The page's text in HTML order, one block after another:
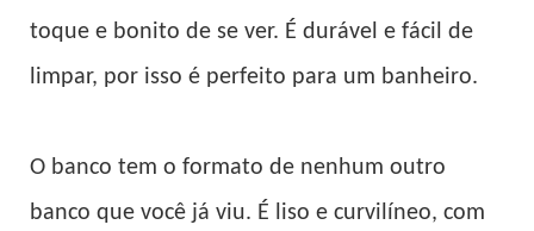
toque e bonito de se ver. É durável e fácil de
limpar, por isso é perfeito para um banheiro.
O banco tem o formato de nenhum outro
banco que você já viu. É liso e curvilíneo, com